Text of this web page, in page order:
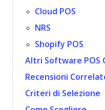
Cloud POS
NRS
Shopify POS
Altri Software POS
Recensioni
Criteri di Selezione